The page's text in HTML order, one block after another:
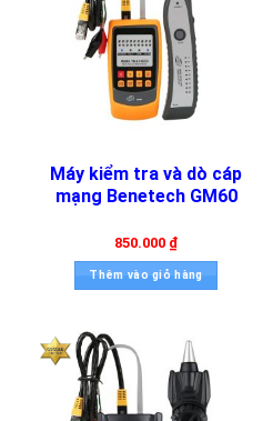
Máy kiểm tra và dò cáp
mạng Benetech GM60
850.000 ₫
Thêm vào giỏ hàng